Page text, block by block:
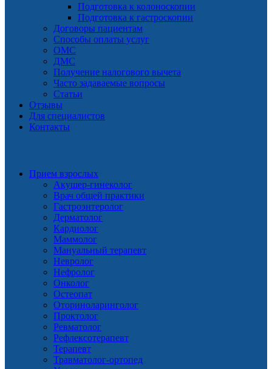
Подготовка к колоноскопии
Подготовка к гастроскопии
Договоры пациентам
Способы оплаты услуг
ОМС
ДМС
Получение налогового вычета
Часто задаваемые вопросы
Статьи
Отзывы
Для специалистов
Контакты
Прием взрослых
Акушер-гинеколог
Врач общей практики
Гастроэнтеролог
Дерматолог
Кардиолог
Маммолог
Мануальный терапевт
Невролог
Нефролог
Онколог
Остеопат
Оториноларинголог
Проктолог
Ревматолог
Рефлексотерапевт
Терапевт
Травматолог-ортопед